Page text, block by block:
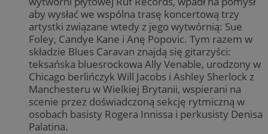
aby wysłać we wspólna trasę koncertową trzy
artystki związane wtedy z jego wytwórnią: Sue
Foley, Candye Kane i Anę Popovic. Tym razem w
składzie Blues Caravan znajdą się gitarzyści:
teksańska bluesrockowa Ally Venable, urodzony w
Chicago berlińczyk Will Jacobs i Ashley Sherlock z
Manchesteru w Wielkiej Brytanii, wspierani na
scenie przez doświadczoną sekcję rytmiczną w
osobach basisty Rogera Innissa i perkusisty Denisa
Palatina.